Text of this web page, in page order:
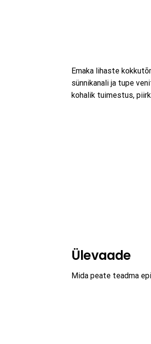
Emaka lihaste
sünnikanali ja tupe
kohalik tuimestus,
Ülevaade
Mida peate teadma